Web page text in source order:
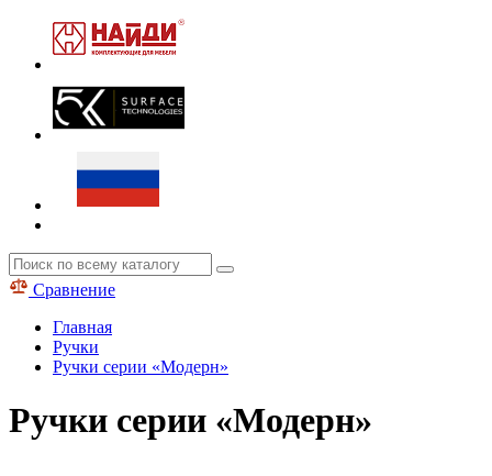
Сравнение
Главная
Ручки
Ручки серии «Модерн»
Ручки серии «Модерн»